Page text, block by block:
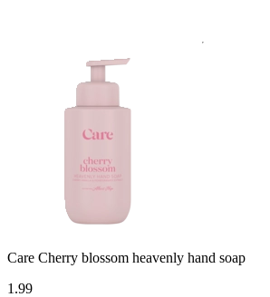
Care Cherry blossom heavenly hand soap
1 .99